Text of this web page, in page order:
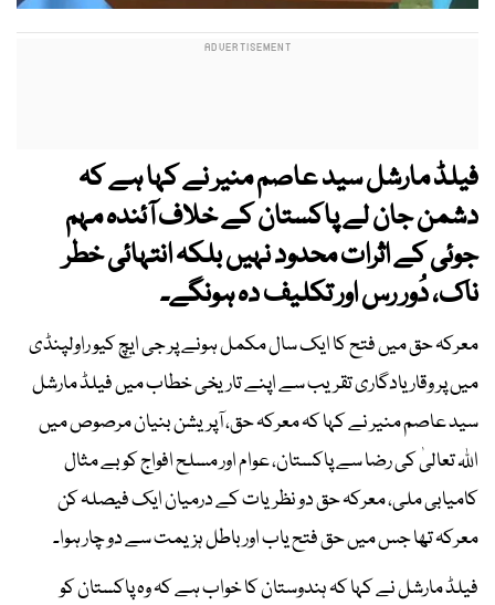
فیلڈ مارشل سید عاصم منیر نے کہا ہے کہ
دشمن جان لے پاکستان کے خلاف آئندہ مہم
جوئی کے اثرات محدود نہیں بلکہ انتہائی خطر
ناک، دُور رس اور تکلیف دہ ہونگے۔
معرکہ حق میں فتح کا ایک سال مکمل ہونے پر جی ایچ کیو راولپنڈی
میں پر وقاریادگاری تقریب سے اپنے تاریخی خطاب میں فیلڈ مارشل
سید عاصم منیر نے کہا کہ معرکہ حق، آپریشن بنیان مرصوص میں
اللہ تعالیٰ کی رضا سے پاکستان، عوام اور مسلح افواج کو بے مثال
کامیابی ملی، معرکہ حق دو نظریات کے درمیان ایک فیصلہ کن
معرکہ تھا جس میں حق فتح یاب اور باطل ہزیمت سے دو چار ہوا۔
فیلڈ مارشل نے کہا کہ ہندوستان کا خواب ہے کہ وہ پاکستان کو